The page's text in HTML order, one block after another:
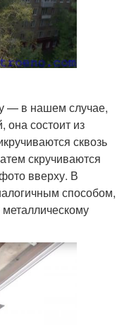
— в нашем случае,
она состоит из
сквозь
скручиваются
вверху. В
способом,
металлическому